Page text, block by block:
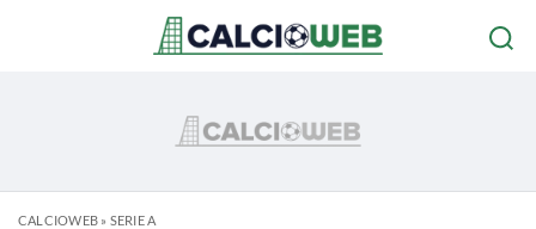
CALCIOWEB» SERIE A